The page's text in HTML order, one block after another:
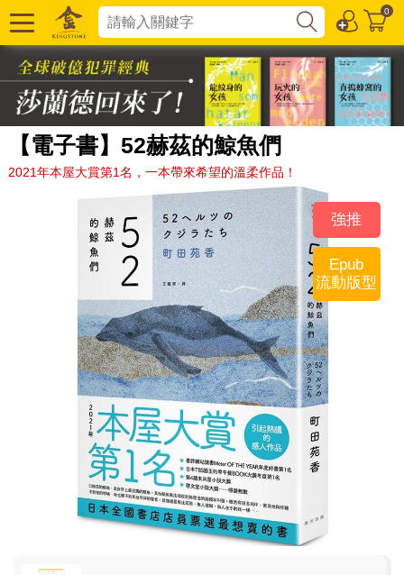
0
【電子書】52赫茲的鯨魚們
2021年本屋大賞第1名，一本帶來希望的溫柔作品！
強推
Epub
流動版型